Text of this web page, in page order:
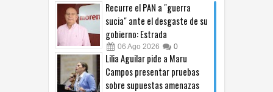
Recurre el PAN a "guerra
sucia" ante el desgaste de su
gobierno: Estrada
06 Ago 2026 0
Lilia Aguilar pide a Maru
Campos presentar pruebas
sobre supuestas amenazas